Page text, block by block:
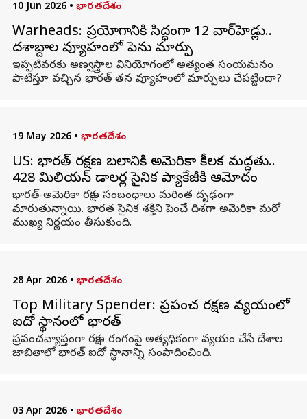
10 Jun 2026 • భారతదేశం
Warheads: ప్రయోగానికి సిద్ధంగా 12 వార్‌హెడ్లు..
దశాబ్దాల వ్యూహంలో పెను మార్పు
ఇప్పటివరకు అణ్వస్త్రాల వినియోగంలో అత్యంత సంయమనం
పాటిస్తూ వచ్చిన భారత్‌ తన వ్యూహంలో మార్పులు చేపట్టిందా?
19 May 2026 • భారతదేశం
US: భారత్‌ రక్షణ బలానికి అమెరికా కీలక మద్దతు..
428 మిలియన్ డాలర్ల సైనిక ప్యాకేజీకి ఆమోదం
భారత్‌-అమెరికా రక్షణ సంబంధాలు మరింత దృఢంగా
మారుతున్నాయి. భారత సైనిక శక్తిని పెంచే దిశగా అమెరికా మరో
ముఖ్య నిర్ణయం తీసుకుంది.
28 Apr 2026 • భారతదేశం
Top Military Spender: ప్రపంచ రక్షణ వ్యయంలో
ఐదో స్థానంలో భారత్
ప్రపంచవ్యాప్తంగా రక్షణ రంగంపై అత్యధికంగా వ్యయం చేసే దేశాల
జాబితాలో భారత్ ఐదో స్థానాన్ని సంపాదించింది.
03 Apr 2026 • భారతదేశం